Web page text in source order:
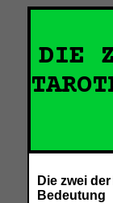
DIE
Die zwei
Bedeutung